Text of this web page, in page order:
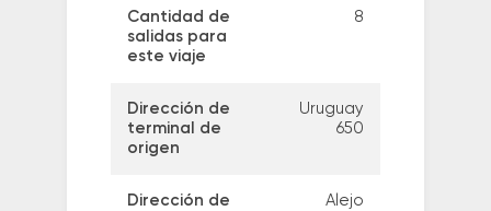
Cantidad de
salidas para
este viaje
8
Dirección de
terminal de
origen
Uruguay
650
Dirección de
Alejo